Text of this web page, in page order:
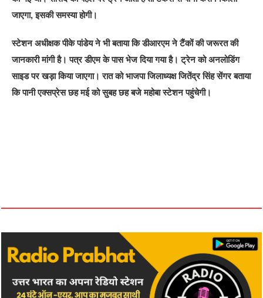
जाएगा, इसकी समस्या होगी।
स्टेशन अधीक्षक पीके पांडेय ने भी बताया कि डीआरएम ने टैंकों की जरूरत की
जानकारी मांगी है। पत्र डीएम के पास भेज दिया गया है। ट्रेन को अनलोडिंग
साइड पर खड़ा किया जाएगा। रात को भाजपा जिलाध्यक्ष जितेंद्र सिंह सेंगर बताया
कि पानी एक्सप्रेस छह मई को सुबह छह बजे महोबा स्टेशन पहुंचेगी।